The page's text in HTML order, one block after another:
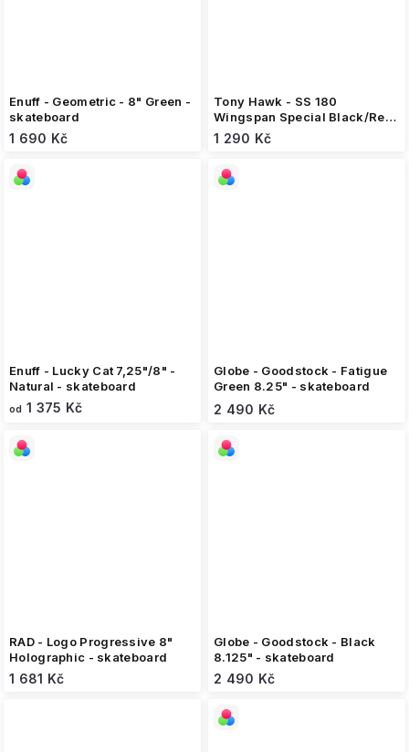
Enuff - Geometric - 8" Green -
skateboard
1 690 Kč
Tony Hawk - SS 180
Wingspan Special Black/Red
- 8" - skateboard
1 290 Kč
Enuff - Lucky Cat 7,25"/8" -
Natural - skateboard
od 1 375 Kč
Globe - Goodstock - Fatigue
Green 8.25" - skateboard
2 490 Kč
RAD - Logo Progressive 8"
Holographic - skateboard
1 681 Kč
Globe - Goodstock - Black
8.125" - skateboard
2 490 Kč